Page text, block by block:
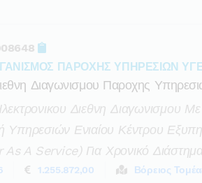
ΠΑΡΟΧΗΣ ΥΠΗΡΕΣΙΩΝ
Διαγωνισμου Παροχης
Διεθνη Διαγωνισμου Με
Υπηρεσιών Ενιαίου Κέντρου
A Service) Για Χρονικό
1.255.872,00 Βόρειος